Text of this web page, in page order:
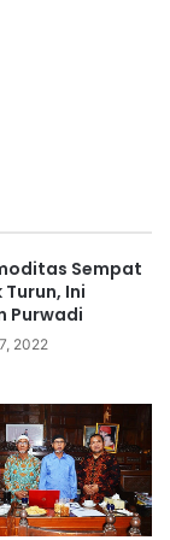
Sempat
Ini
Purwadi
2022